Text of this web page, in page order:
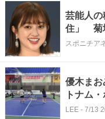
芸能人
住」 菊
が海外へ
スポニチア
優木まお
トナム
な「ピッ
LEE - 7/13